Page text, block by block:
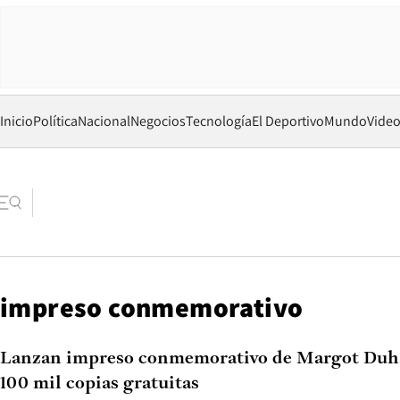
InicioPolíticaNacionalNegociosTecnologíaEl DeportivoMundo
impreso conmemorativo
Lanzan impreso conmemorativo de Margot
100 mil copias gratuitas